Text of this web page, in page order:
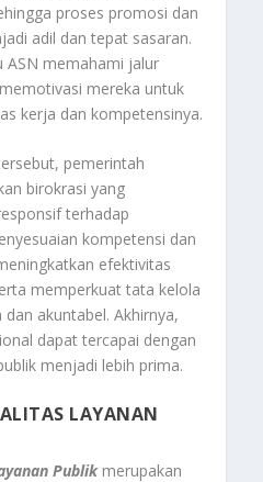
proses promosi dan
adil dan tepat sasaran.
ASN memahami jalur
mereka untuk
kerja dan kompetensinya.
pemerintah
birokrasi yang
terhadap
kompetensi dan
efektivitas
memperkuat tata kelola
akuntabel. Akhirnya,
dapat tercapai dengan
menjadi lebih prima.
LAYANAN
Publikmerupakan